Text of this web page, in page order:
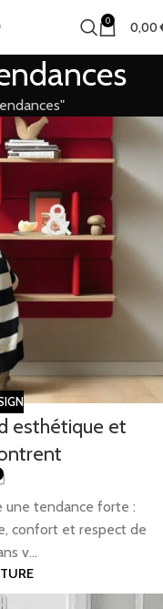
0 0,00
esthétique et
une tendance forte :
confort et respect de
v...